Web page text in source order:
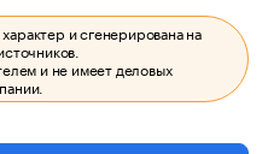
и сгенерирована на
и не имеет деловых